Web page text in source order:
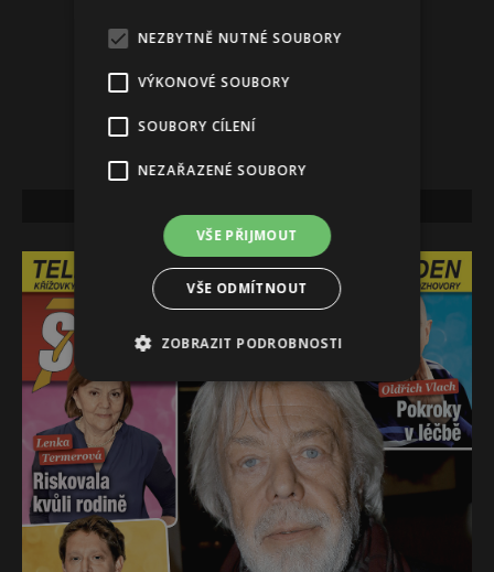
NEZBYTNĚ NUTNÉ SOUBORY
VÝKONOVÉ SOUBORY
SOUBORY CÍLENÍ
NEZAŘAZENÉ SOUBORY
VŠE PŘIJMOUT
VŠE ODMÍTNOUT
ZOBRAZIT PODROBNOSTI